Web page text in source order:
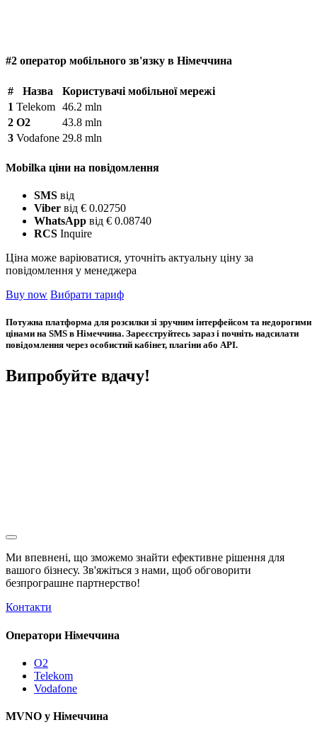
#2 оператор мобільного зв'язку в Німеччина
# Назва
Користувачі мобільної мережі
1 Telekom 46.2 mln
2 O2
43.8 mln
3 Vodafone 29.8 mln
Mobilka ціни на повідомлення
SMS від
Viber від € 0.02750
WhatsApp від € 0.08740
RCS Inquire
Ціна може варіюватися, уточніть актуальну ціну за
повідомлення у менеджера
Buy now Вибрати тариф
Потужна платформа для розсилки зі зручним інтерфейсом та недорогими
цінами на SMS в Німеччина. Зареєструйтесь зараз і почніть надсилати
повідомлення через особистий кабінет, плагіни або API.
Випробуйте вдачу!
Ми впевнені, що зможемо знайти ефективне рішення для
вашого бізнесу. Зв'яжіться з нами, щоб обговорити
безпрограшне партнерство!
Контакти
Оператори Німеччина
O2
Telekom
Vodafone
MVNO у Німеччина